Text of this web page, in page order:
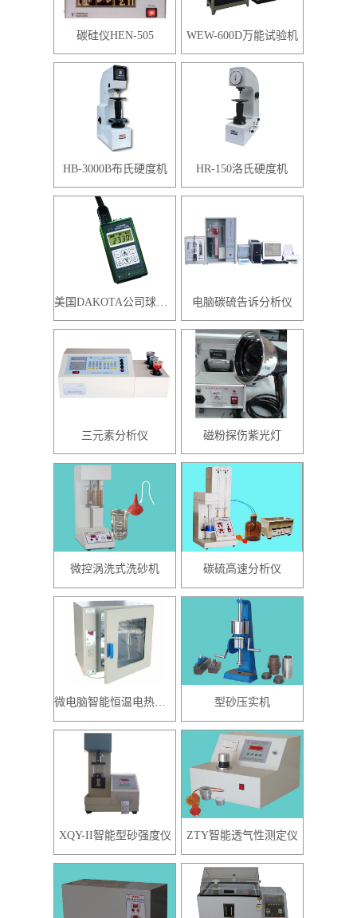
碳硅仪HEN-505 WEW-600D万能试验机
HB-3000B布氏硬度机 HR-150洛氏硬度机
美国DAKOTA公司球化率主体仪器 电脑碳硫告诉分析仪
三元素分析仪 磁粉探伤紫光灯
微控涡洗式洗砂机 碳硫高速分析仪
微电脑智能恒温电热鼓风干燥箱 型砂压实机
XQY-II智能型砂强度仪 ZTY智能透气性测定仪